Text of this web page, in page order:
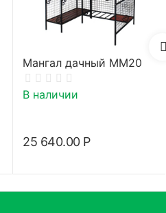
Мангал дачный ММ20
В наличии
25 640.00 Р